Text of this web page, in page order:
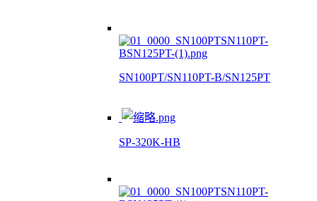
SN100PT/SN110PT-B/SN125PT
SP-320K-HB